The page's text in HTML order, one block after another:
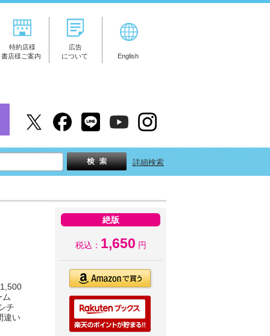
特約店様
書店様ご案内
広告
について
English
詳細検索
チ
違い
絶版
税込： 1,650 円